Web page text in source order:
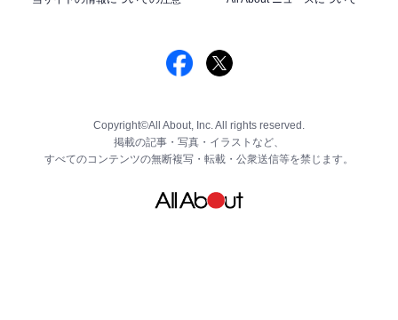
Copyright©All About, Inc. All rights reserved.
掲載の記事・写真・イラストなど、
すべてのコンテンツの無断複写・転載・公衆送信等を禁じます。